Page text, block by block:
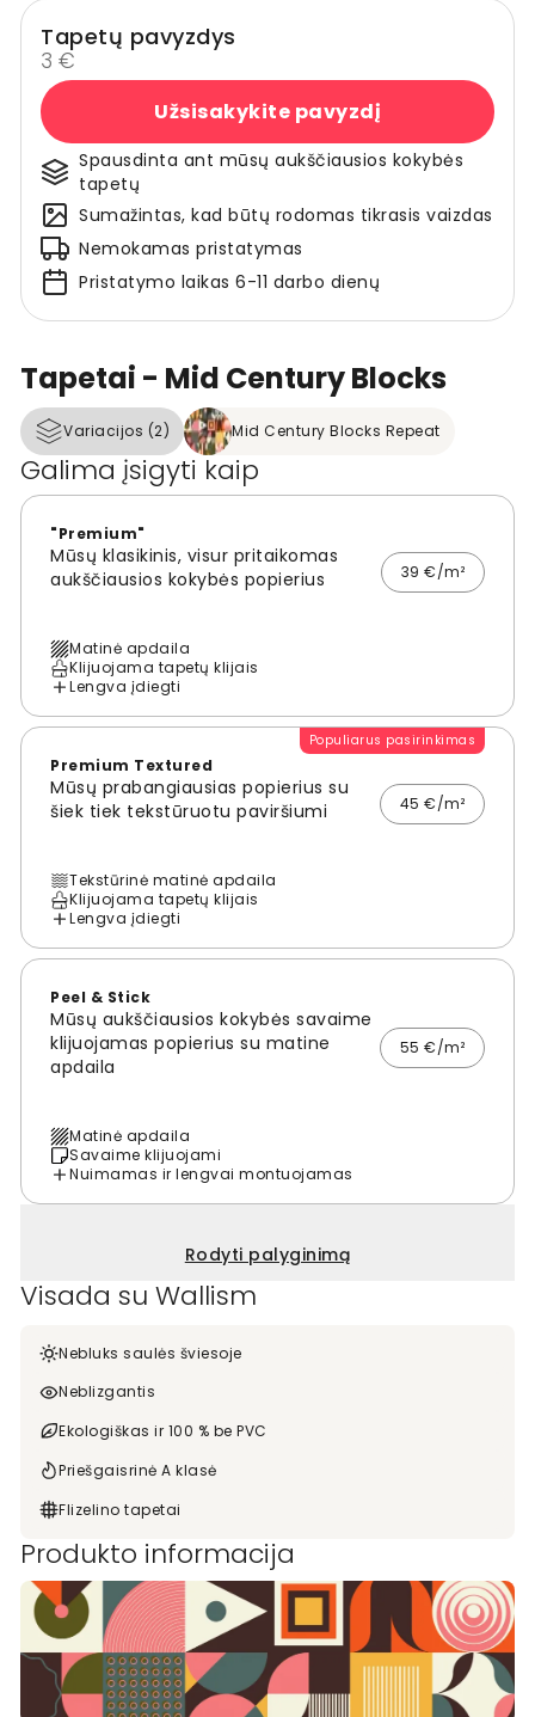
Tapetai - Mid Century Blocks
Variacijos (2) Mid Century Blocks Repeat
Galima įsigyti kaip
"Premium"
Mūsų klasikinis, visur pritaikomas
aukščiausios kokybės popierius
39 €/m²
Matinė apdaila
Klijuojama tapetų klijais
Lengva įdiegti
Populiarus pasirinkimas
Premium Textured
Mūsų prabangiausias popierius su
šiek tiek tekstūruotu paviršiumi
45 €/m²
Tekstūrinė matinė apdaila
Klijuojama tapetų klijais
Lengva įdiegti
Peel & Stick
Mūsų aukščiausios kokybės savaime
klijuojamas popierius su matine
apdaila
55 €/m²
Matinė apdaila
Savaime klijuojami
Nuimamas ir lengvai montuojamas
Rodyti palyginimą
Visada su Wallism
Nebluks saulės šviesoje
Neblizgantis
Ekologiškas ir 100 % be PVC
Priešgaisrinė A klasė
Flizelino tapetai
Produkto informacija
Tapetų pavyzdys
3 €
Užsisakykite pavyzdį
Spausdinta ant mūsų aukščiausios kokybės
tapetų
Sumažintas, kad būtų rodomas tikrasis vaizdas
Nemokamas pristatymas
Pristatymo laikas 6-11 darbo dienų